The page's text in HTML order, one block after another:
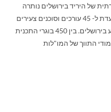
של היריד בירושלים נותרה
נחשקת ומבוקשת ביותר. התכנית מיועדת ל- 45 עורכים וסוכנים צעירים
ומבטיחים המוזמנים לסמינר של שבוע בירושלים. בין 450 בוגרי התכנית
התווך של המו"לות